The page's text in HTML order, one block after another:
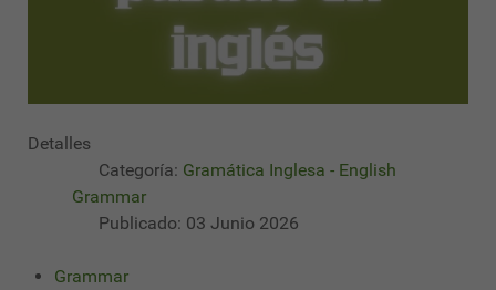
Detalles
Categoría: Gramática Inglesa - English
Grammar
Publicado: 03 Junio 2026
Grammar